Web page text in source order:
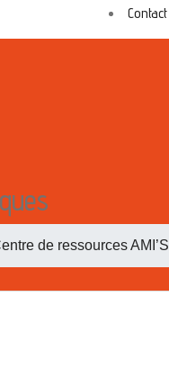
Contact
de ressources AMI’S